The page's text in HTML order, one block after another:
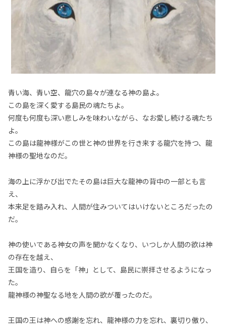
青い海、青い空、龍穴の島々が連なる神の島よ。
この島を深く愛する島民の魂たちよ。
何度も何度も深い悲しみを味わいながら、なお愛し続ける魂たち
よ。
この島は龍神様がこの世と神の世界を行き来する龍穴を持つ、龍
神様の聖地なのだ。
海の上に浮かび出でたその島は巨大な龍神の背中の一部とも言
え、
本来足を踏み入れ、人間が住みついてはいけないところだったの
だ。
神の使いである神女の声を聞かなくなり、いつしか人間の欲は神
の存在を越え、
王国を造り、自らを「神」として、島民に崇拝させるようになっ
た。
龍神様の神聖なる地を人間の欲が覆ったのだ。
王国の王は神への感謝を忘れ、龍神様の力を忘れ、裏切り傲り、